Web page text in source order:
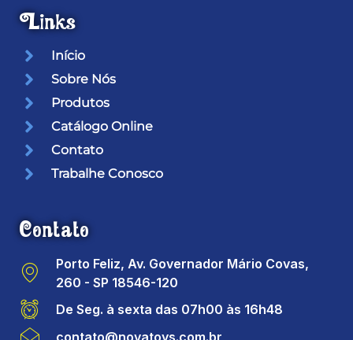
Links
Início
Sobre Nós
Produtos
Catálogo Online
Contato
Trabalhe Conosco
Contato
Porto Feliz, Av. Governador Mário Covas,
260 - SP 18546-120
De Seg. à sexta das 07h00 às 16h48